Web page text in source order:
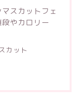
スカットフェ
やカロリー
カット